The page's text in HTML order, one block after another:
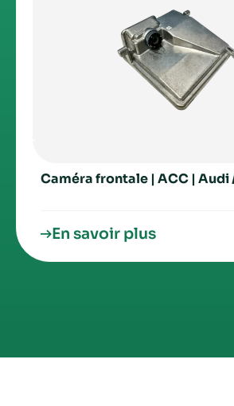
Caméra frontale | ACC |
En savoir plus